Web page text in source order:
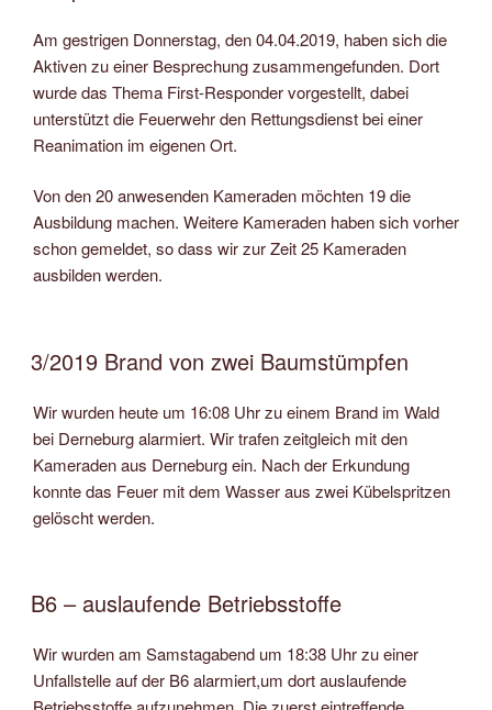
Am gestrigen Donnerstag, den 04.04.2019, haben sich die
Aktiven zu einer Besprechung zusammengefunden. Dort
wurde das Thema First-Responder vorgestellt, dabei
unterstützt die Feuerwehr den Rettungsdienst bei einer
Reanimation im eigenen Ort.
Von den 20 anwesenden Kameraden möchten 19 die
Ausbildung machen. Weitere Kameraden haben sich vorher
schon gemeldet, so dass wir zur Zeit 25 Kameraden
ausbilden werden.
3/2019 Brand von zwei Baumstümpfen
Wir wurden heute um 16:08 Uhr zu einem Brand im Wald
bei Derneburg alarmiert. Wir trafen zeitgleich mit den
Kameraden aus Derneburg ein. Nach der Erkundung
konnte das Feuer mit dem Wasser aus zwei Kübelspritzen
gelöscht werden.
B6 – auslaufende Betriebsstoffe
Wir wurden am Samstagabend um 18:38 Uhr zu einer
Unfallstelle auf der B6 alarmiert,um dort auslaufende